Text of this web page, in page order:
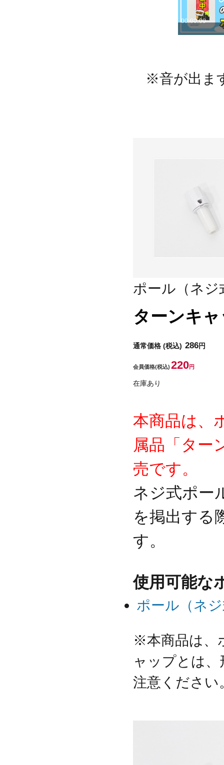
※音が出ま
ポール（ネジ
ターンキ
通常価格 (税込) 286円
会員価格(税込) 220円
在庫あり
本商品は、
属品「ター
売です。
ネジ式ポー
を掲出する
す。
使用可能な
ポール（ネ
※本商品は、
ャップとは
注意ください